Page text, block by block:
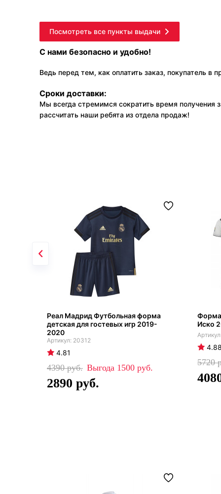
Посмотреть все пункты выдачи
С нами безопасно и удобно!
Ведь перед тем, как оплатить заказ, покупатель в
Сроки доставки:
Мы всегда стремимся сократить время получения
рассчитать наши ребята из отдела продаж!
Реал Мадрид Футбольная форма
детская для гостевых игр 2019-
2020
20312
4.81
4390 1500
2890
Форма
Иско
5720